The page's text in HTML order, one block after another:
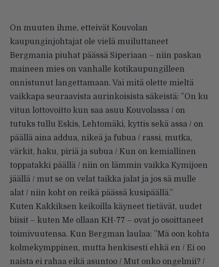
On muuten ihme, etteivät Kouvolan
kaupunginjohtajat ole vielä muiluttaneet
Bergmania piuhat päässä Siperiaan – niin paskan
maineen mies on vanhalle kotikaupungilleen
onnistunut langettamaan. Vai mitä olette mieltä
vaikkapa seuraavista aurinkoisista säkeistä: ”On ku
vitun lottovoitto kun saa asuu Kouvolassa / on
tutuks tullu Eskis, Lehtomäki, kyttis sekä assa / on
päällä aina addua, nikeä ja fubua / rassi, mutka,
värkit, haku, piriä ja subua / Kun on kemiallinen
toppatakki päällä / niin on lämmin vaikka Kymijoen
jäällä / mut se on velat taikka jalat ja jos sä mulle
alat / niin koht on reikä päässä kusipäällä.”
Kuten Kakkiksen keikoilla käyneet tietävät, uudet
biisit – kuten Me ollaan KH-77 – ovat jo osoittaneet
toimivuutensa. Kun Bergman laulaa: ”Mä oon kohta
kolmekymppinen, mutta henkisesti ehkä en / Ei oo
naista ei rahaa eikä asuntoo / Mut onko ongelmii? /